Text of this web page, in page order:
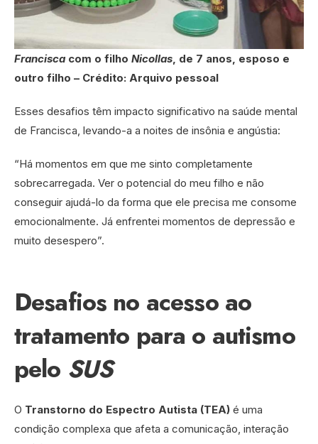
Francisca com o filho Nicollas, de 7 anos, esposo e
outro filho – Crédito: Arquivo pessoal
Esses desafios têm impacto significativo na saúde mental
de Francisca, levando-a a noites de insônia e angústia:
“Há momentos em que me sinto completamente
sobrecarregada. Ver o potencial do meu filho e não
conseguir ajudá-lo da forma que ele precisa me consome
emocionalmente. Já enfrentei momentos de depressão e
muito desespero”.
Desafios no acesso ao
tratamento para o autismo
pelo SUS
O Transtorno do Espectro Autista (TEA) é uma
condição complexa que afeta a comunicação, interação